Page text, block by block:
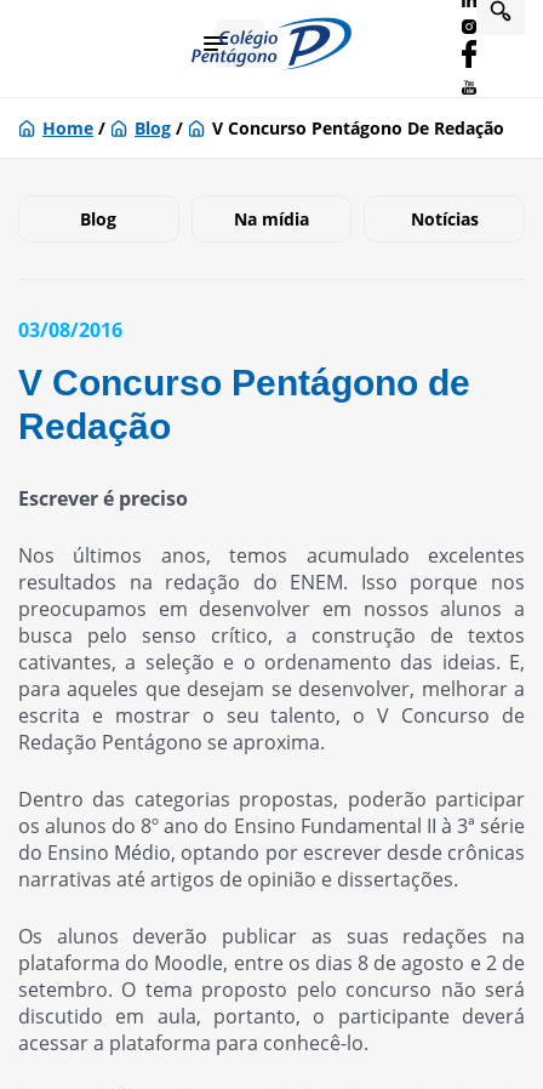
Home / Blog / V Concurso Pentágono De Redação
Blog Na mídia Notícias
03/08/2016
V Concurso Pentágono de
Redação
Escrever é preciso
Nos últimos anos, temos acumulado excelentes
resultados na redação do ENEM. Isso porque nos
preocupamos em desenvolver em nossos alunos a
busca pelo senso crítico, a construção de textos
cativantes, a seleção e o ordenamento das ideias. E,
para aqueles que desejam se desenvolver, melhorar a
escrita e mostrar o seu talento, o V Concurso de
Redação Pentágono se aproxima.
Dentro das categorias propostas, poderão participar
os alunos do 8º ano do Ensino Fundamental II à 3ª série
do Ensino Médio, optando por escrever desde crônicas
narrativas até artigos de opinião e dissertações.
Os alunos deverão publicar as suas redações na
plataforma do Moodle, entre os dias 8 de agosto e 2 de
setembro. O tema proposto pelo concurso não será
discutido em aula, portanto, o participante deverá
acessar a plataforma para conhecê-lo.